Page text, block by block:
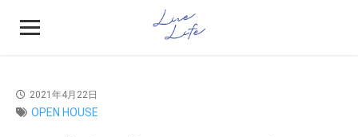
2021年4月22日
OPEN HOUSE